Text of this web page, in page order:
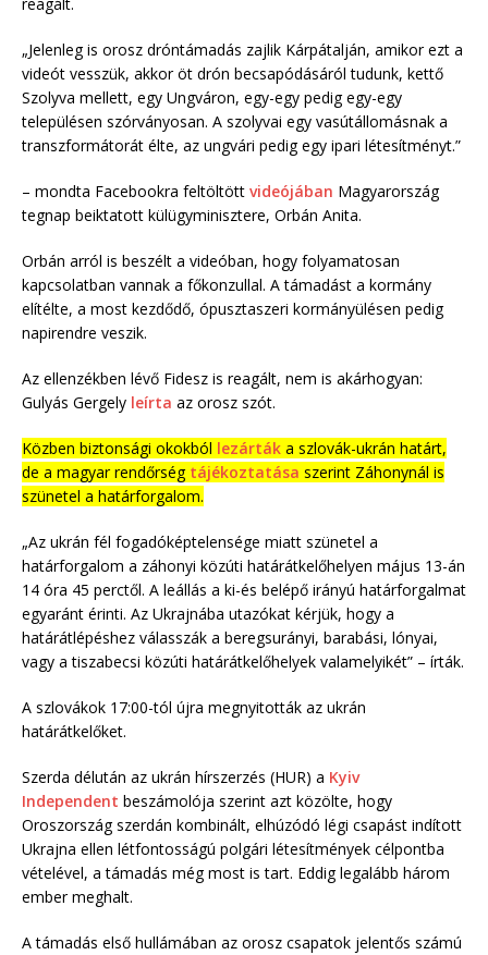
„Jelenleg is orosz dróntámadás zajlik Kárpátalján, amikor ezt a
videót vesszük, akkor öt drón becsapódásáról tudunk, kettő
Szolyva mellett, egy Ungváron, egy-egy pedig egy-egy
településen szórványosan. A szolyvai egy vasútállomásnak a
transzformátorát élte, az ungvári pedig egy ipari létesítményt.”
– mondta Facebookra feltöltött videójában Magyarország
tegnap beiktatott külügyminisztere, Orbán Anita.
Orbán arról is beszélt a videóban, hogy folyamatosan
kapcsolatban vannak a főkonzullal. A támadást a kormány
elítélte, a most kezdődő, ópusztaszeri kormányülésen pedig
napirendre veszik.
Az ellenzékben lévő Fidesz is reagált, nem is akárhogyan:
Gulyás Gergely leírta az orosz szót.
Közben biztonsági okokból lezárták a szlovák-ukrán határt,
de a magyar rendőrség tájékoztatása szerint Záhonynál is
szünetel a határforgalom.
„Az ukrán fél fogadóképtelensége miatt szünetel a
határforgalom a záhonyi közúti határátkelőhelyen május 13-án
14 óra 45 perctől. A leállás a ki-és belépő irányú határforgalmat
egyaránt érinti. Az Ukrajnába utazókat kérjük, hogy a
határátlépéshez válasszák a beregsurányi, barabási, lónyai,
vagy a tiszabecsi közúti határátkelőhelyek valamelyikét” – írták.
A szlovákok 17:00-tól újra megnyitották az ukrán
határátkelőket.
Szerda délután az ukrán hírszerzés (HUR) a Kyiv
Independent beszámolója szerint azt közölte, hogy
Oroszország szerdán kombinált, elhúzódó légi csapást indított
Ukrajna ellen létfontosságú polgári létesítmények célpontba
vételével, a támadás még most is tart. Eddig legalább három
ember meghalt.
A támadás első hullámában az orosz csapatok jelentős számú